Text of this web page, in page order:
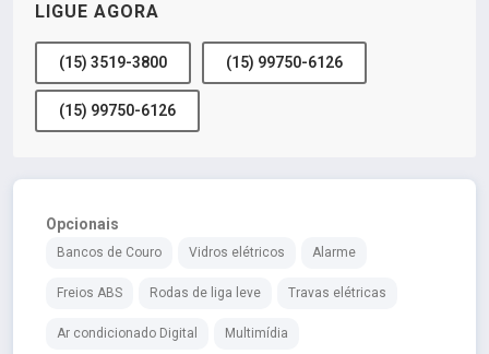
LIGUE AGORA
(15) 3519-3800 (15) 99750-6126
(15) 99750-6126
Opcionais
Bancos de Couro Vidros elétricos Alarme
Freios ABS Rodas de liga leve Travas elétricas
Ar condicionado Digital Multimídia